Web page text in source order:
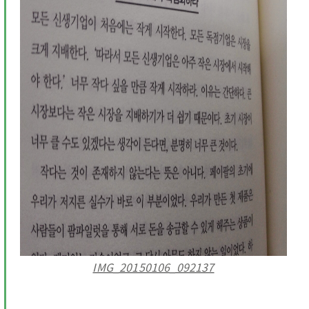
IMG_20150106_092137